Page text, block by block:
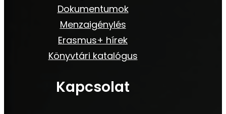
Dokumentumok
Menzaigénylés
Erasmus+ hírek
Könyvtári katalógus
Kapcsolat